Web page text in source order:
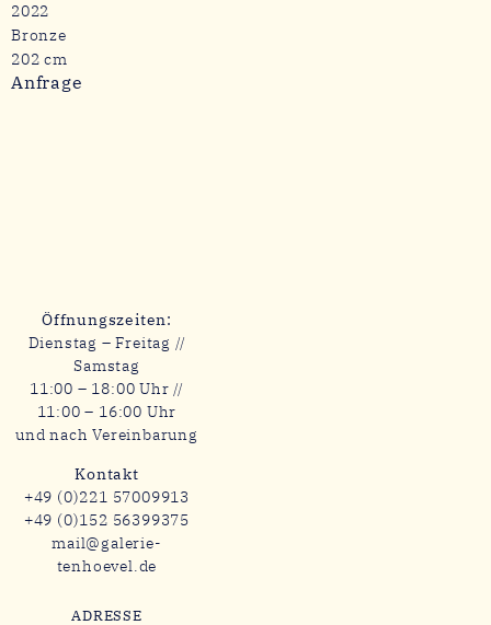
2022
Bronze
202 cm
Anfrage
Öffnungszeiten:
Dienstag – Freitag //
Samstag
11:00 – 18:00 Uhr //
11:00 – 16:00 Uhr
und nach Vereinbarung
Kontakt
+49 (0)221 57009913
+49 (0)152 56399375
mail@galerie-
tenhoevel.de
ADRESSE